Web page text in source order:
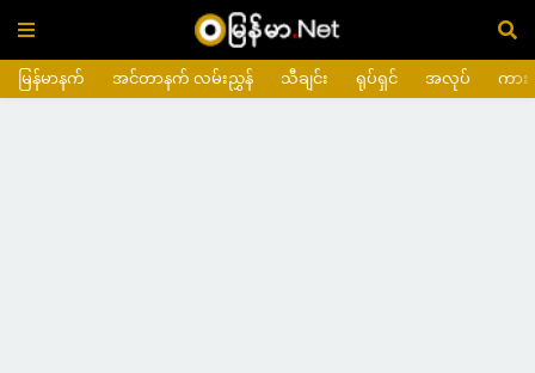
မြန်မာနက် အင်တာနက် လမ်းညွှန် သီချင်း ရုပ်ရှင် အလုပ် ကား